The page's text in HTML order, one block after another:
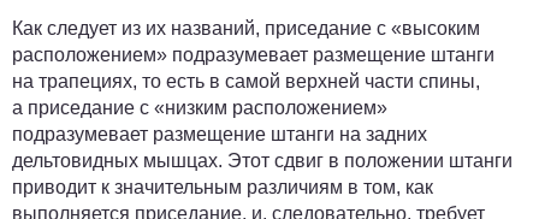
Как следует из их названий, приседание с «высоким
расположением» подразумевает размещение штанги
на трапециях, то есть в самой верхней части спины,
а приседание с «низким расположением»
подразумевает размещение штанги на задних
дельтовидных мышцах. Этот сдвиг в положении штанги
приводит к значительным различиям в том, как
выполняется приседание, и, следовательно, требует